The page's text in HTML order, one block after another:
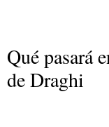
Qué pasará
de Draghi